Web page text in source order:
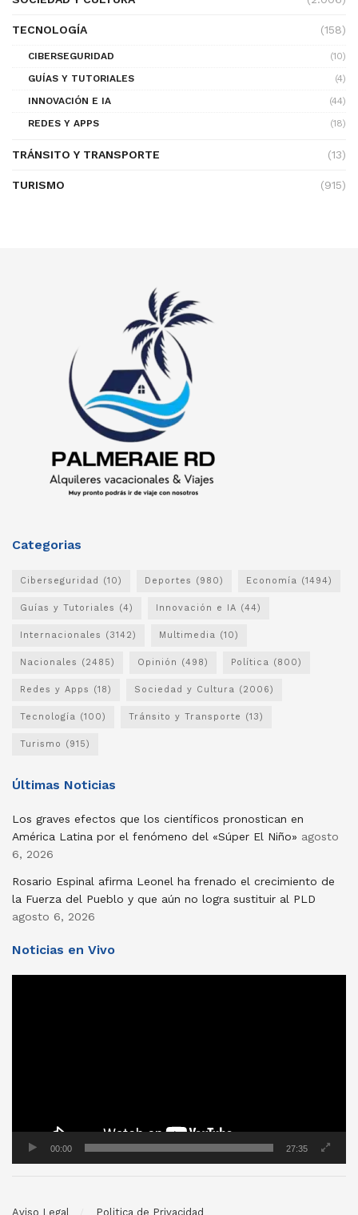
TECNOLOGÍA (158)
CIBERSEGURIDAD
(10)
GUÍAS Y TUTORIALES
(4)
INNOVACIÓN E IA
(44)
REDES Y APPS
(18)
TRÁNSITO Y TRANSPORTE (13)
TURISMO (915)
Categorias
Ciberseguridad (10) Deportes (980) Economía (1494)
Guías y Tutoriales (4) Innovación e IA (44)
Internacionales (3142) Multimedia (10)
Nacionales (2485) Opinión (498) Política (800)
Redes y Apps (18) Sociedad y Cultura (2006)
Tecnología (100) Tránsito y Transporte (13)
Turismo (915)
Últimas Noticias
Los graves efectos que los científicos pronostican en
América Latina por el fenómeno del «Súper El Niño» agosto
6, 2026
Rosario Espinal afirma Leonel ha frenado el crecimiento de
la Fuerza del Pueblo y que aún no logra sustituir al PLD
agosto 6, 2026
Noticias en Vivo
00:00 27:35
Aviso Legal Politica de Privacidad